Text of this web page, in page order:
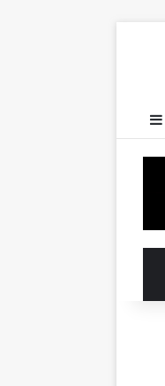
عشوائي
إضافة عمود جانبي